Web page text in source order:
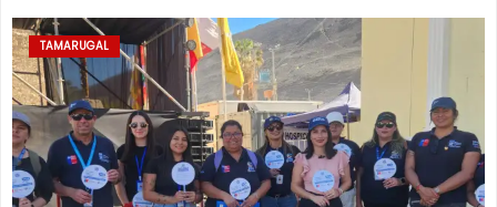
TAMARUGAL